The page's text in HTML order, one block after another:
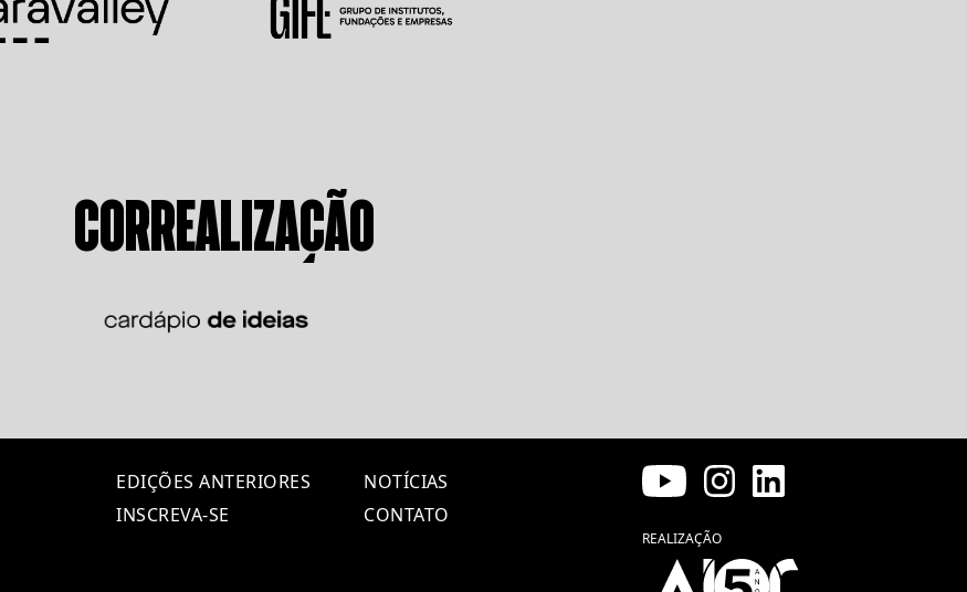
CORREALIZAÇÃO
EDIÇÕES ANTERIORES
INSCREVA-SE
NOTÍCIAS
CONTATO
REALIZAÇÃO